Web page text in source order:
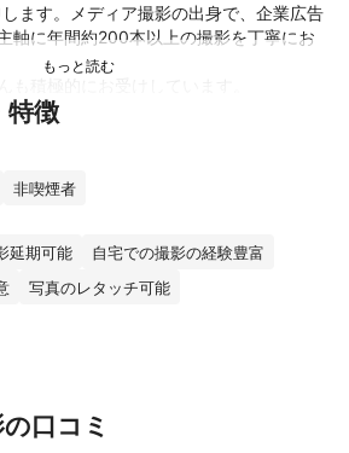
ます。メディア撮影の出身で、企業広告
軸に年間約200本以上の撮影を丁寧にお
ィ、新生児、七五三、毎年の家族撮影な
ないナチュラルさで評判が良く、私自身
のライカ社をはじめとした上位モデルを
せて使い分けておりますので、一般撮影
質を体験いただけると思います。もちろ
明機材を持ち込みましてのスタジオ品質
展示もしておりますので、モノクロなど
。
特徴
非喫煙者
延期可能
自宅での撮影の経験豊富
写真のレタッチ可能
口コミ